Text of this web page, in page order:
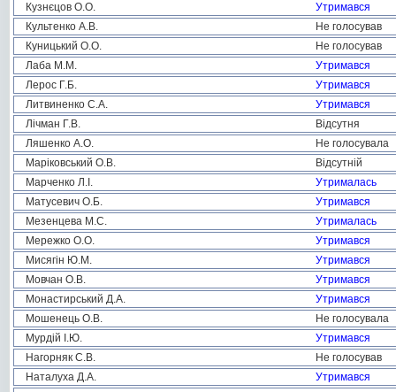
Кузнєцов О.О.
Утримався
Культенко А.В.
Не голосував
Куницький О.О.
Не голосував
Лаба М.М.
Утримався
Лерос Г.Б.
Утримався
Литвиненко С.А.
Утримався
Лічман Г.В.
Відсутня
Ляшенко А.О.
Не голосувала
Маріковський О.В.
Відсутній
Марченко Л.І.
Утрималась
Матусевич О.Б.
Утримався
Мезенцева М.С.
Утрималась
Мережко О.О.
Утримався
Мисягін Ю.М.
Утримався
Мовчан О.В.
Утримався
Монастирський Д.А.
Утримався
Мошенець О.В.
Не голосувала
Мурдій І.Ю.
Утримався
Нагорняк С.В.
Не голосував
Наталуха Д.А.
Утримався